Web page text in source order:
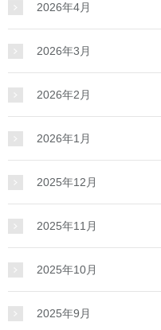
2026年4月
2026年3月
2026年2月
2026年1月
2025年12月
2025年11月
2025年10月
2025年9月